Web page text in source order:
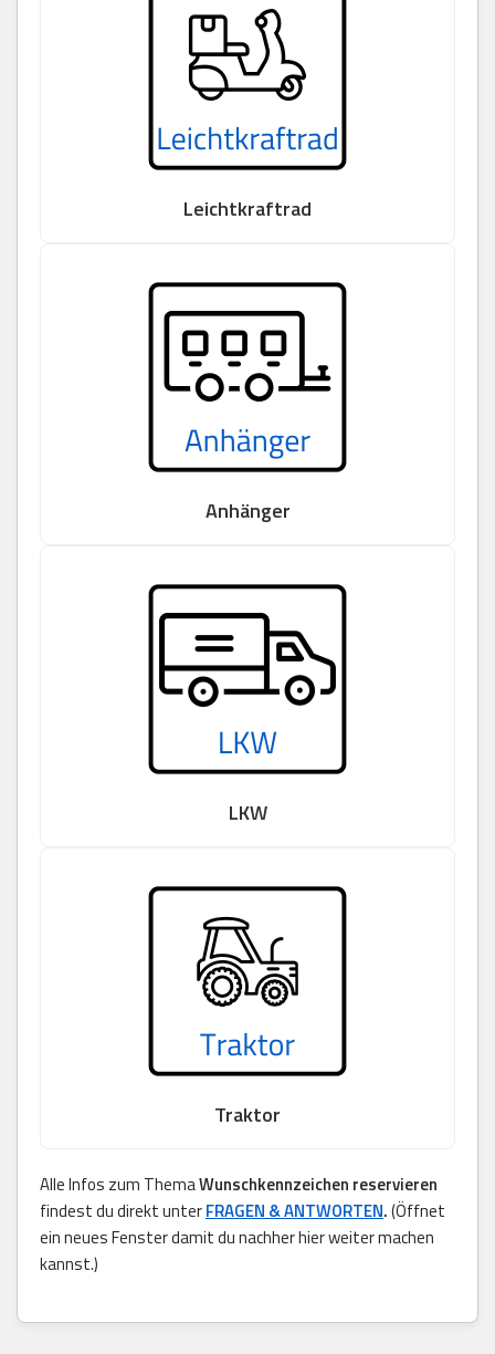
Leichtkraftrad
Anhänger
LKW
Traktor
Alle Infos zum ThemaWunschkennzeichen reservieren
findest du direkt unterFRAGEN & ANTWORTEN.(Öffnet
ein neues Fenster damit du nachher hier weiter machen
kannst.)